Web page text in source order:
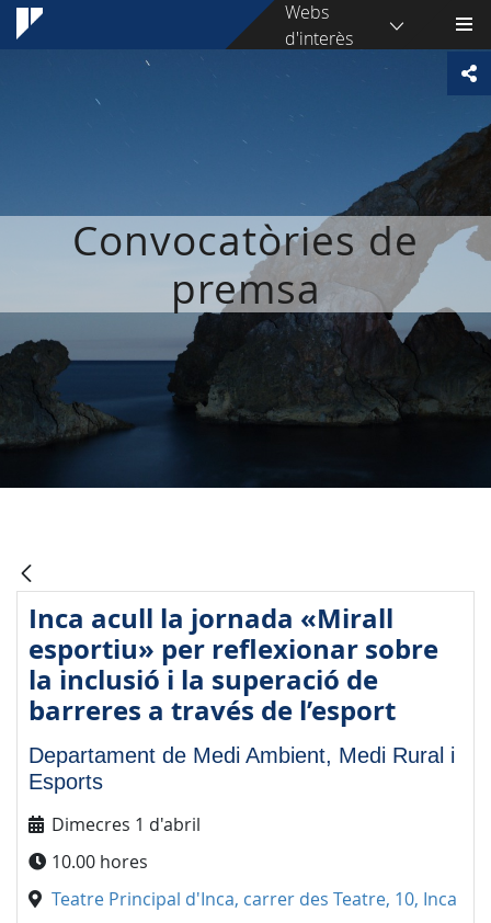
Webs
d'interès
Convocatòries de
premsa
Inca acull la jornada «Mirall
esportiu» per reflexionar sobre
la inclusió i la superació de
barreres a través de l’esport
Departament de Medi Ambient, Medi Rural i
Esports
Dimecres 1 d'abril
10.00 hores
Teatre Principal d'Inca, carrer des Teatre, 10, Inca